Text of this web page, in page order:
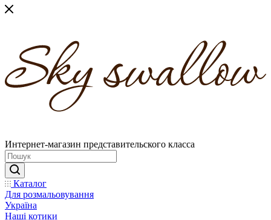
Интернет-магазин представительского класса
Каталог
Для розмальовування
Україна
Наші котики